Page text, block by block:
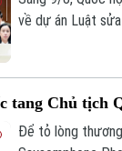
nghiêm những
về dự án Luật
bổ sung các dấu
liên quan đến tài
tang Chủ tịch
Để tỏ lòng